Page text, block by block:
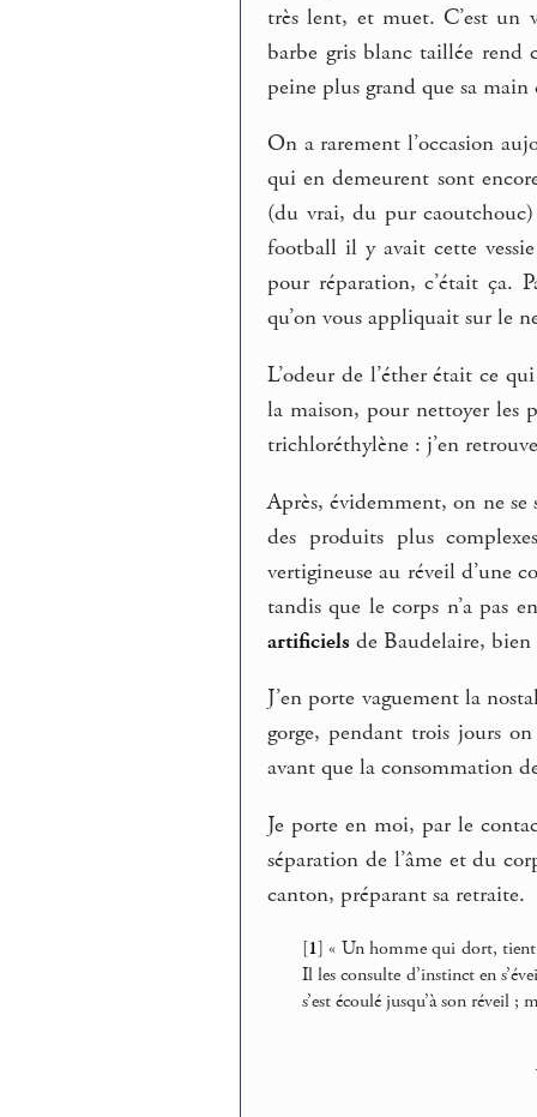
très lent, et muet. C’est un
barbe gris blanc taillée rend
peine plus grand que sa
On a rarement l’occasion
qui en demeurent sont
(du vrai, du pur caoutchouc)
football il y avait cette
pour réparation, c’était ça.
qu’on vous appliquait sur le
L’odeur de l’éther était ce
la maison, pour nettoyer les
trichloréthylène : j’en
Après, évidemment, on ne se
des produits plus
vertigineuse au réveil d’une
tandis que le corps n’a pas
artificiels de Baudelaire,
J’en porte vaguement la
gorge, pendant trois jours
avant que la consommation
Je porte en moi, par le
séparation de l’âme et du
canton, préparant sa retraite.
[1]« Un homme qui dort, tient
Il les consulte d’instinct en
s’est écoulé jusqu’à son réveil ;